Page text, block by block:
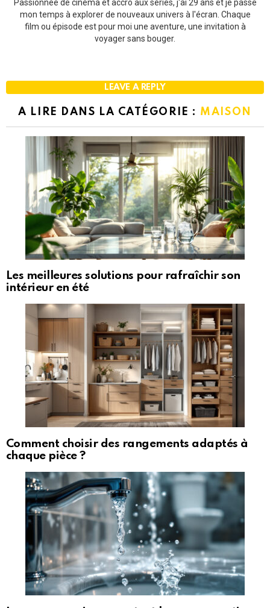
Passionnée de cinéma et accro aux séries, j'ai 29 ans et je passe
mon temps à explorer de nouveaux univers à l'écran. Chaque
film ou épisode est pour moi une aventure, une invitation à
voyager sans bouger.
LEAVE A REPLY
A LIRE DANS LA CATÉGORIE : MAISON
Les meilleures solutions pour rafraîchir son
intérieur en été
Comment choisir des rangements adaptés à
chaque pièce ?